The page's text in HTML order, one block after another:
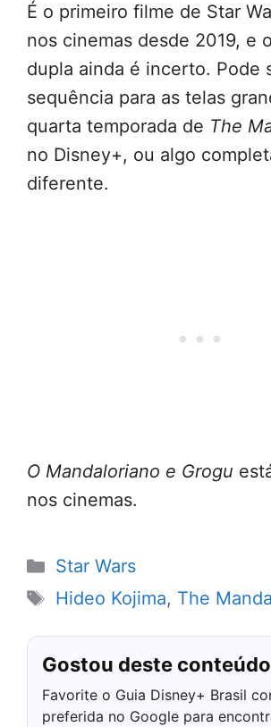
É o primeiro filme de Star
nos cinemas desde 2019, e
dupla ainda é incerto. Pode
sequência para as telas
quarta temporada de The
no Disney+, ou algo
diferente.
O Mandaloriano e Grogu
nos cinemas.
Categorias
Star Wars
Tags
Hideo Kojima, The
Gostou deste
Favorite o Guia Disney+ Brasil
preferida no Google para